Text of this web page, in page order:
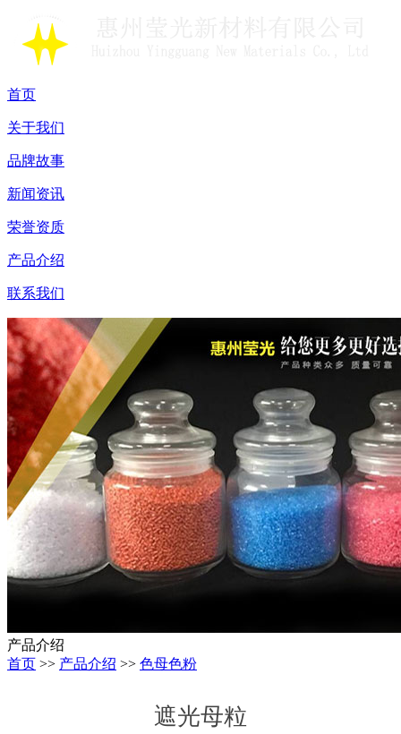
首页
关于我们
品牌故事
新闻资讯
荣誉资质
产品介绍
联系我们
产品介绍
首页 >> 产品介绍 >> 色母色粉
遮光母粒